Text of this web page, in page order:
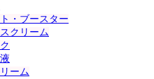
・ブースター
クリーム
ーム